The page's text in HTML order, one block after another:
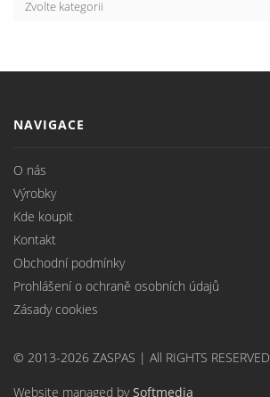
NAVIGACE
O nás
Výrobky
Kde koupit
Kontakt
Obchodní podmínky
Prohlášení o ochraně osobních údajů
Zásady cookies
© 2013-2026 ZASPAS | All RIGHTS RESERVED
Website managed bySoftmedia